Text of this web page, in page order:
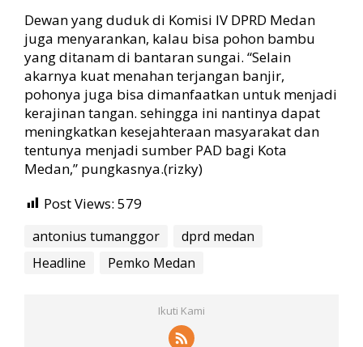
Dewan yang duduk di Komisi IV DPRD Medan
juga menyarankan, kalau bisa pohon bambu
yang ditanam di bantaran sungai. “Selain
akarnya kuat menahan terjangan banjir,
pohonya juga bisa dimanfaatkan untuk menjadi
kerajinan tangan. sehingga ini nantinya dapat
meningkatkan kesejahteraan masyarakat dan
tentunya menjadi sumber PAD bagi Kota
Medan,” pungkasnya.(rizky)
Post Views: 579
antonius tumanggor
dprd medan
Headline
Pemko Medan
Ikuti Kami